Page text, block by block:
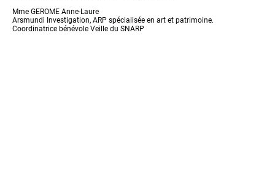
Mme GEROME Anne-Laure
Arsmundi Investigation, ARP spécialisée en art et patrimoine.
Coordinatrice bénévole Veille du SNARP